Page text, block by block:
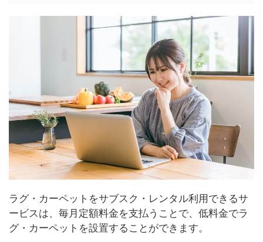
ラグ・カーペットをサブスク・レンタル利用できるサ
ービスは、毎月定額料金を支払うことで、低料金でラ
グ・カーペットを設置することができます。